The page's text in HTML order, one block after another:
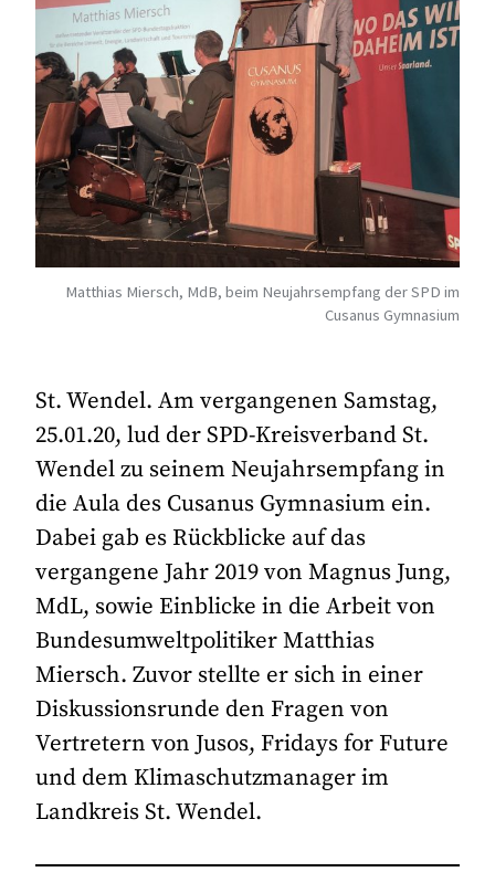
Matthias Miersch, MdB, beim Neujahrsempfang der SPD im
Cusanus Gymnasium
St. Wendel. Am vergangenen Samstag,
25.01.20, lud der SPD-Kreisverband St.
Wendel zu seinem Neujahrsempfang in
die Aula des Cusanus Gymnasium ein.
Dabei gab es Rückblicke auf das
vergangene Jahr 2019 von Magnus Jung,
MdL, sowie Einblicke in die Arbeit von
Bundesumweltpolitiker Matthias
Miersch. Zuvor stellte er sich in einer
Diskussionsrunde den Fragen von
Vertretern von Jusos, Fridays for Future
und dem Klimaschutzmanager im
Landkreis St. Wendel.